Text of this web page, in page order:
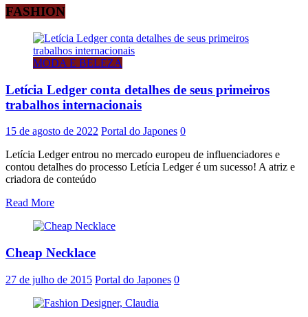
FASHION
MODA E BELEZA
Letícia Ledger conta detalhes de seus primeiros
trabalhos internacionais
15 de agosto de 2022 Portal do Japones 0
Letícia Ledger entrou no mercado europeu de influenciadores e
contou detalhes do processo Letícia Ledger é um sucesso! A atriz e
criadora de conteúdo
Read More
Cheap Necklace
27 de julho de 2015 Portal do Japones 0